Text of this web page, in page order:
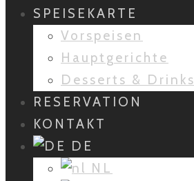
SPEISEKARTE
Vorspeisen
Hauptgerichte
Desserts & Drinks
RESERVATION
KONTAKT
DE
NL